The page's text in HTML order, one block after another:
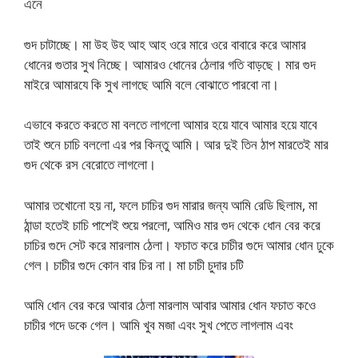
গুদ চাটাচ্ছে। মা উহ উহ আহ আহ ওরে মারে ওরে বাবারে করে আমার
ধোনের গুতার সুখ নিচ্ছে। আমারও ধোনের ঠেলার গতি বাড়ছে। মার গুদ
মাইরে আমারযে কি সুখ লাগছে আমি বলে বোঝাতে পারবো না।
এভাবে করতে করতে মা বলতে লাগলো আমার হয়ে যাবে আমার হয়ে যাবে
তাই শুনে চাচি বললো এর পর কিন্তু আমি। আর দুই তিন ঠাপ মারতেই মার
গুদ থেকে রস বেরোতে লাগলো।
আমার তখোনো হয় না, ফলে চাচির গুদ মারার জন্য আমি রেডি ছিলাম, মা
ঠান্ডা হতেই চাচি পাশেই শুয়ে পরলো, আমিও মার গুদ থেকে ধোন বের করে
চাচির গুদে সেট করে মারলাম ঠেলা। ফচাত করে চাচীর গুদে আমার ধোন ঢুকে
গেল। চাচীর গুদে কোন বার চির না। মা চাচী চুদার চটি
আমি ধোন বের করে আবার ঠেলা মারলাম আবার আমার ধোন ফচাত কওে
চাচীর গদে ডকে গেল। আমি খুব মজা এবং সুখ পেতে লাগলাম এবং